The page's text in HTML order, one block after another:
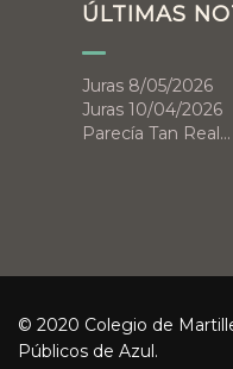
ÚLTIMAS
Juras 8/05/2026
Juras 10/04/2026
Parecía Tan Real…
© 2020 Colegio de
Públicos de Azul.